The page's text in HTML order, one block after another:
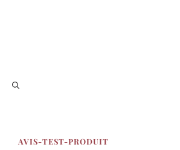
AVIS-TEST-PRODUIT